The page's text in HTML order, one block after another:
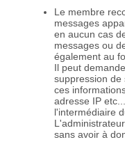
Le membre
messages
en aucun cas
messages ou
également au
Il peut
suppression de
ces
adresse IP
l'intermédiaire
sans avoir à